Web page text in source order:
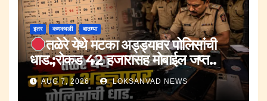
इतर कणकवली बातम्या
तळेरे येथे मटका अड्ड्यावर पोलिसांची
धाड.;रोकड 42 हजारासह मोबाईल जप्त..
AUG 7, 2026 LOKSANVAD NEWS